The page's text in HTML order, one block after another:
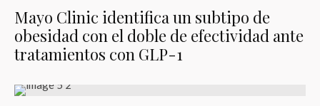
Mayo Clinic identifica un subtipo de
obesidad con el doble de efectividad ante
tratamientos con GLP-1